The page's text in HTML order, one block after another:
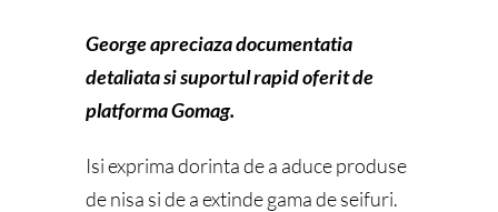
George apreciaza documentatia
detaliata si suportul rapid oferit de
platforma Gomag.
Isi exprima dorinta de a aduce produse
de nisa si de a extinde gama de seifuri.